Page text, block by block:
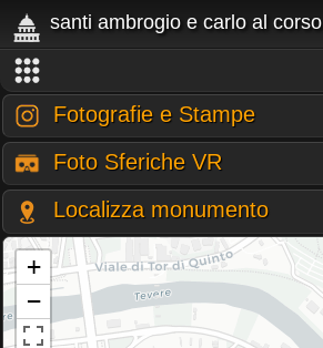
santi ambrogio e carlo al corso
Fotografie e Stampe
Foto Sferiche VR
Localizza monumento
+
−